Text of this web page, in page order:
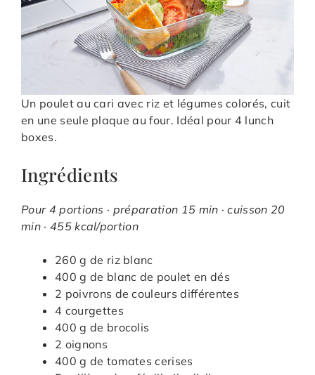
Un poulet au cari avec riz et légumes colorés, cuit
en une seule plaque au four. Idéal pour 4 lunch
boxes.
Ingrédients
Pour 4 portions · préparation 15 min · cuisson 20
min · 455 kcal/portion
260 g de riz blanc
400 g de blanc de poulet en dés
2 poivrons de couleurs différentes
4 courgettes
400 g de brocolis
2 oignons
400 g de tomates cerises